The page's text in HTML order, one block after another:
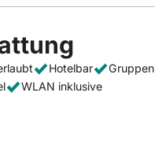
Hotelbar Gruppen
WLAN inklusive